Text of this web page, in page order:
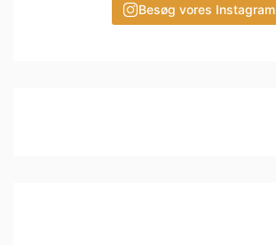
Besøg vores Instagram